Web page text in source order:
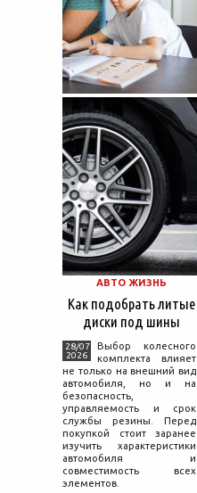
АВТО ЖИЗНЬ
Как подобрать литые
диски под шины
28/07
2026
Выбор колесного
комплекта влияет
не только на внешний вид
автомобиля, но и на
безопасность,
управляемость и срок
службы резины. Перед
покупкой стоит заранее
изучить характеристики
автомобиля и
совместимость всех
элементов.